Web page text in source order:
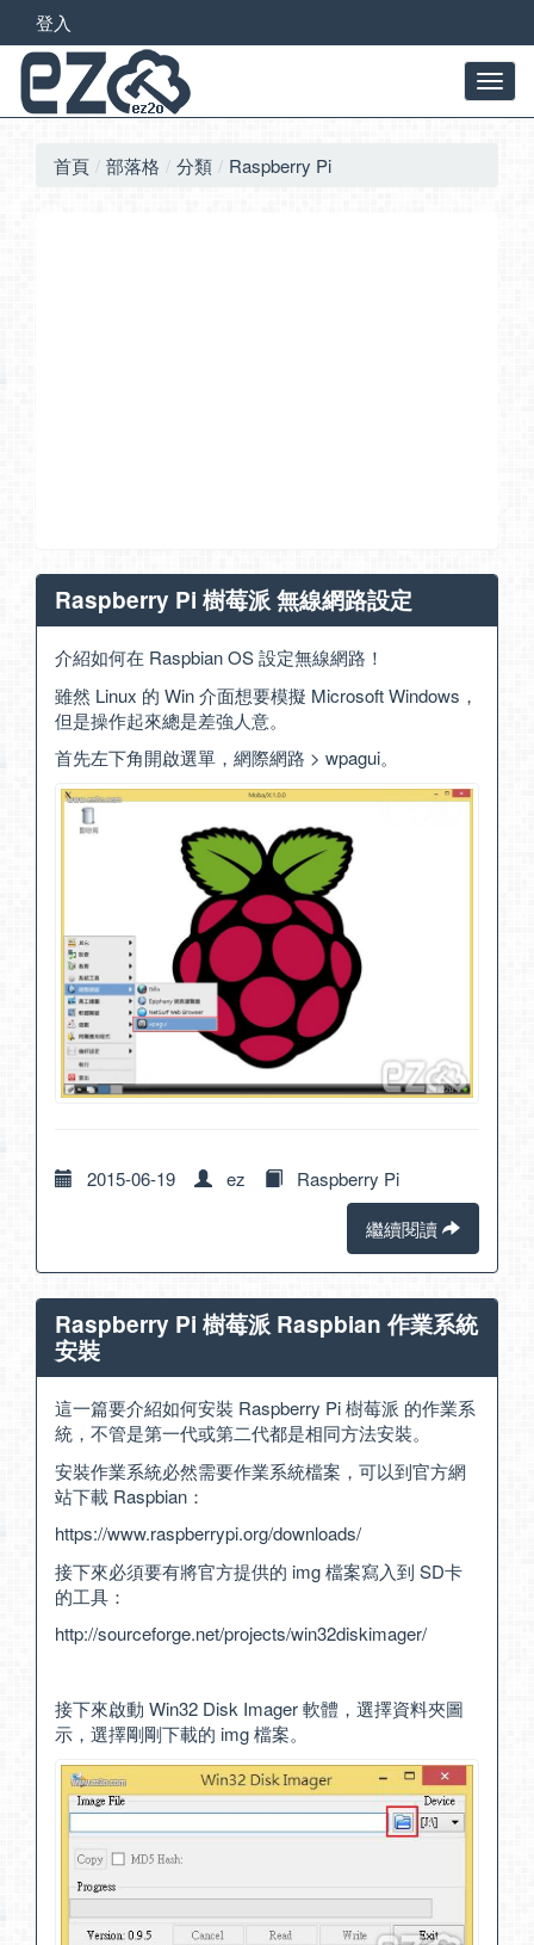
登入
首頁 部落格 分類 Raspberry Pi
Raspberry Pi 樹莓派 無線網路設定
介紹如何在 Raspbian OS 設定無線網路！
雖然 Linux 的 Win 介面想要模擬 Microsoft Windows，
但是操作起來總是差強人意。
首先左下角開啟選單，網際網路 > wpagui。
2015-06-19 ez
Raspberry Pi
繼續閱讀
Raspberry Pi 樹莓派 Raspbian 作業系統
安裝
這一篇要介紹如何安裝 Raspberry Pi 樹莓派 的作業系
統，不管是第一代或第二代都是相同方法安裝。
安裝作業系統必然需要作業系統檔案，可以到官方網
站下載 Raspbian：
https://www.raspberrypi.org/downloads/
接下來必須要有將官方提供的 img 檔案寫入到 SD卡
的工具：
http://sourceforge.net/projects/win32diskimager/
接下來啟動 Win32 Disk Imager 軟體，選擇資料夾圖
示，選擇剛剛下載的 img 檔案。